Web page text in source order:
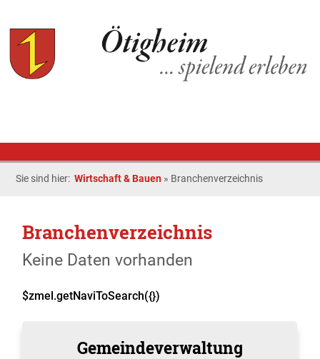
Sie sind hier:Wirtschaft & Bauen » Branchenverzeichnis
Branchenverzeichnis
Keine Daten vorhanden
$zmel.getNaviToSearch({})
Gemeindeverwaltung